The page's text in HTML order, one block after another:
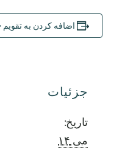
اضافه کردن به تقویم
جزئیات
تاریخ:
می ۱۴